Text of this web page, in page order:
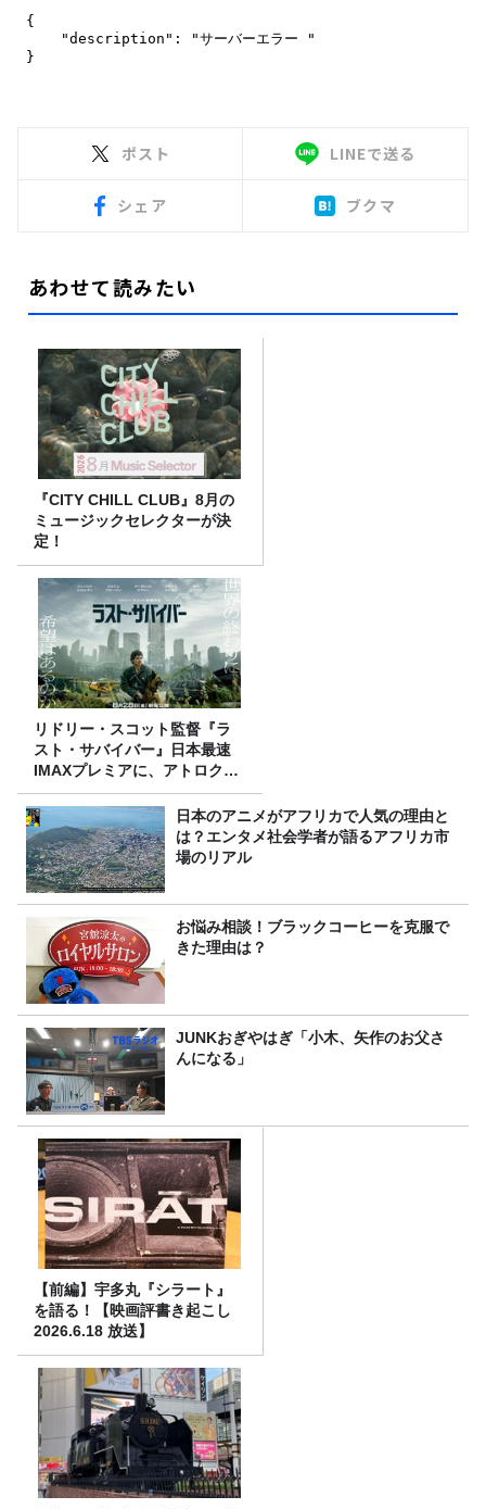
ポスト LINEで送る
シェア ブクマ
あわせて読みたい
『CITY CHILL CLUB』8月の
ミュージックセレクターが決
定！
リドリー・スコット監督『ラ
スト・サバイバー』日本最速
IMAXプレミアに、アトロクリ
スナー60名をご招待！
日本のアニメがアフリカで人気の理由と
は？エンタメ社会学者が語るアフリカ市
場のリアル
お悩み相談！ブラックコーヒーを克服で
きた理由は？
JUNKおぎやはぎ「小木、矢作のお父さ
んになる」
【前編】宇多丸『シラート』
を語る！【映画評書き起こし
2026.6.18 放送】